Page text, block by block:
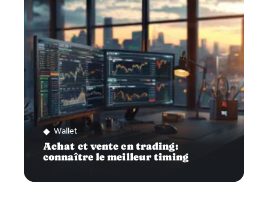
Wallet
Achat et vente en trading:
connaître le meilleur timing